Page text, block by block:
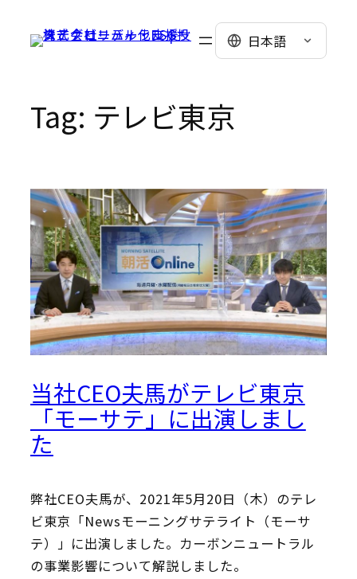
日本語
Tag: テレビ東京
当社CEO夫馬がテレビ東京
「モーサテ」に出演しまし
た
弊社CEO夫馬が、2021年5月20日（木）のテレ
ビ東京「Newsモーニングサテライト（モーサ
テ）」に出演しました。カーボンニュートラル
の事業影響について解説しました。